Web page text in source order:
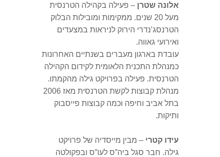
אלונה שטרן– פעילה בקהילה הטרנסית
מעל 20 שנים. ממקימות ומובילות הבלוק
הטרנסג’נדרי הירוק לניראות במצעדים
ואירועי גאווה.
עובדת בארגון מעברים בשנתיים האחרונות
כמנהלת התכנית הלאומית לקידום הקהילה
הטרנסית. פעילה בפרויקט גילה מהקמתו.
מנהלת קבוצות לקשת הטרנסית מאז 2006
בתל אביב וחיפה וכמה קבוצות פייסבוק
ותיקות.
עידו קטרי– מבין מייסדיה של פרויקט
גילה. חבר סגל ביה”ס לעו”ס ובפקולטה